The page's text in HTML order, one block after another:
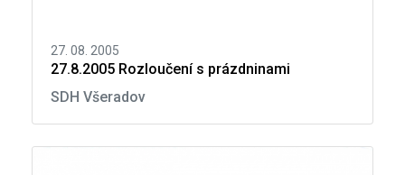
27. 08. 2005
27.8.2005 Rozloučení s prázdninami
SDH Všeradov